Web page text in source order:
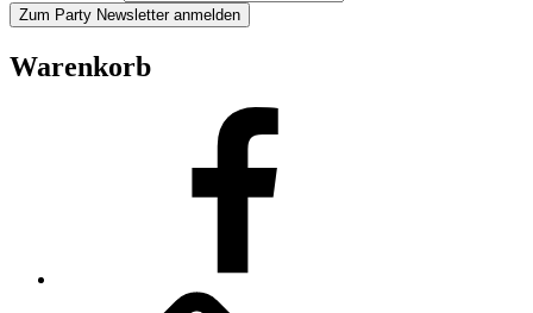
Warenkorb